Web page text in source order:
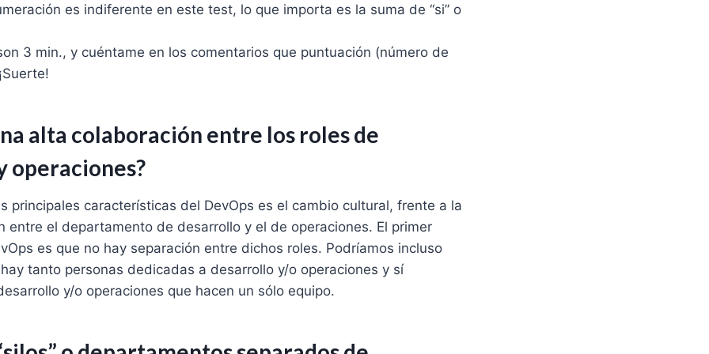
es indiferente en este test, lo que importa es la suma de “si” o
3 min., y cuéntame en los comentarios que puntuación (número de
alta colaboración entre los roles de
operaciones?
principales características del DevOps es el cambio cultural, frente a la
entre el departamento de desarrollo y el de operaciones. El primer
es que no hay separación entre dichos roles. Podríamos incluso
tanto personas dedicadas a desarrollo y/o operaciones y sí
y/o operaciones que hacen un sólo equipo.